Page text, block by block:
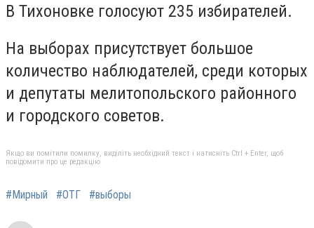
В Тихоновке голосуют 235 избирателей.
На выборах присутствует большое
количество наблюдателей, среди которых
и депутаты мелитопольского районного
и городского советов.
Якщо ви помітили помилку, виділіть необхідний текст і натисніть Ctrl + Enter, щоб
повідомити про це редакцію
#Мирный #ОТГ #выборы